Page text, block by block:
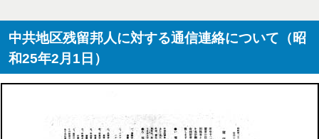
中共地区残留邦人に対する通信連絡について（昭
和25年2月1日）